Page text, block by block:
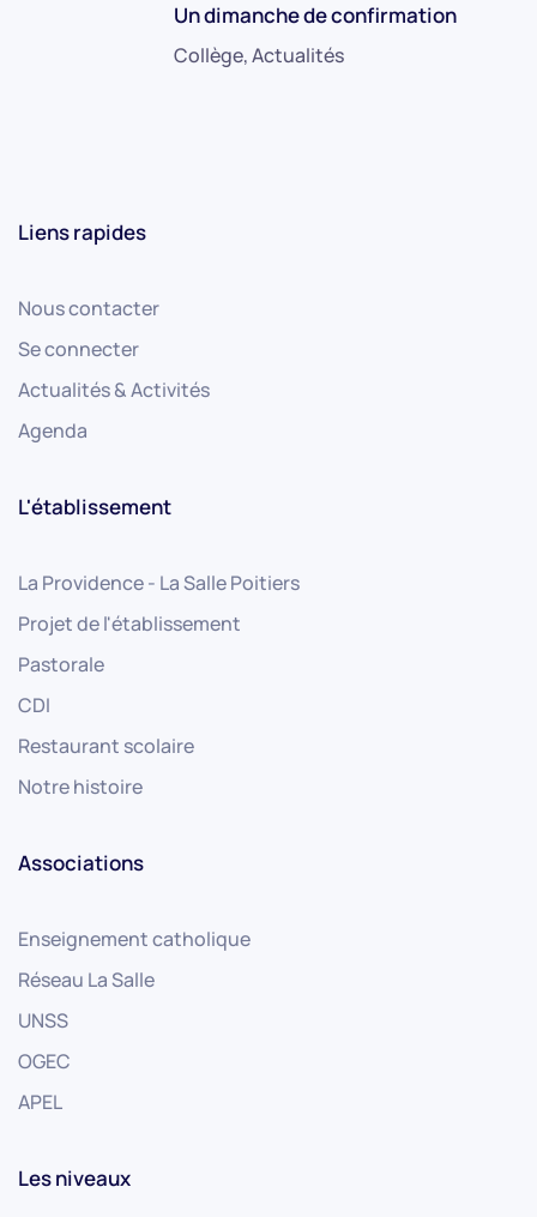
Un dimanche de confirmation
Collège, Actualités
Liens rapides
Nous contacter
Se connecter
Actualités & Activités
Agenda
L'établissement
La Providence - La Salle Poitiers
Projet de l'établissement
Pastorale
CDI
Restaurant scolaire
Notre histoire
Associations
Enseignement catholique
Réseau La Salle
UNSS
OGEC
APEL
Les niveaux